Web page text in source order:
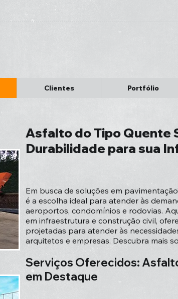
Clientes Portfólio
Asfalto do Tipo Quente
Durabilidade para sua
Em busca de soluções em
é a escolha ideal para atender às
aeroportos, condomínios e rodovias.
em infraestrutura e construção civil,
projetadas para atender às
arquitetos e empresas. Descubra mais
Serviços Oferecidos:
em Destaque